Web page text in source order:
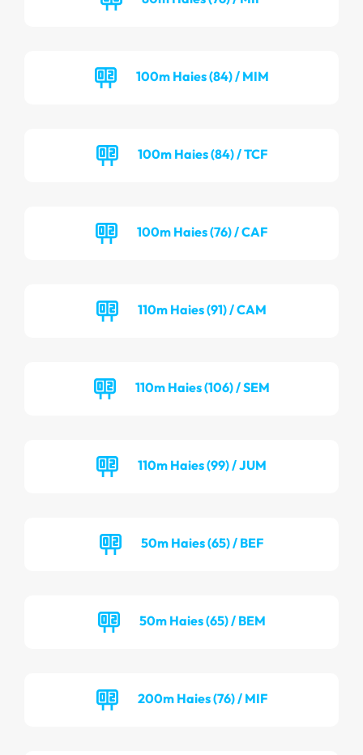
100m Haies (84) / MIM
100m Haies (84) / TCF
100m Haies (76) / CAF
110m Haies (91) / CAM
110m Haies (106) / SEM
110m Haies (99) / JUM
50m Haies (65) / BEF
50m Haies (65) / BEM
200m Haies (76) / MIF